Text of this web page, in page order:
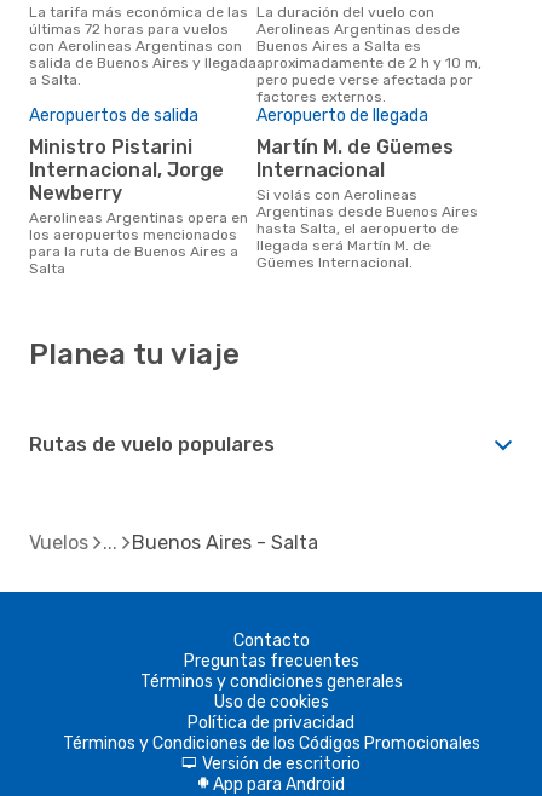
La tarifa más económica de las
últimas 72 horas para vuelos
con Aerolineas Argentinas con
salida de Buenos Aires y llegada
a Salta.
La duración del vuelo con
Aerolineas Argentinas desde
Buenos Aires a Salta es
aproximadamente de 2 h y 10 m,
pero puede verse afectada por
factores externos.
Aeropuertos de salida
Ministro Pistarini
Internacional, Jorge
Newberry
Aerolineas Argentinas opera en
los aeropuertos mencionados
para la ruta de Buenos Aires a
Salta
Aeropuerto de llegada
Martín M. de Güemes
Internacional
Si volás con Aerolineas
Argentinas desde Buenos Aires
hasta Salta, el aeropuerto de
llegada será Martín M. de
Güemes Internacional.
Planea tu viaje
Rutas de vuelo populares
Vuelos Buenos Aires - Salta
Contacto
Preguntas frecuentes
Términos y condiciones generales
Uso de cookies
Política de privacidad
Términos y Condiciones de los Códigos Promocionales
d Versión de escritorio
A App para Android